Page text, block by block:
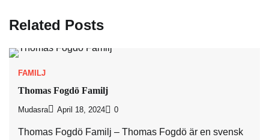
Related Posts
FAMILJ
Thomas Fogdö Familj
Mudasra April 18, 2024 0
Thomas Fogdö Familj – Thomas Fogdö är en svensk